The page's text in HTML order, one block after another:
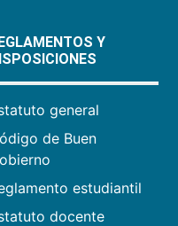
Y
general
de Buen
estudiantil
docente